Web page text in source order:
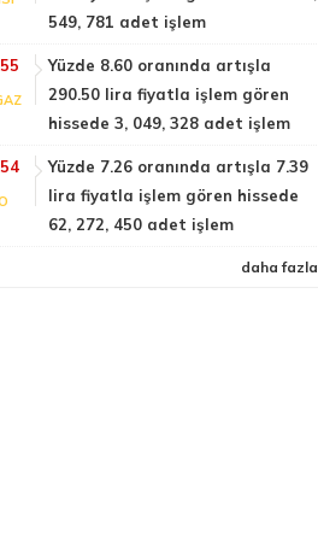
549, 781 adet işlem
Yüzde 8.60 oranında artışla
290.50 lira fiyatla işlem gören
hissede 3, 049, 328 adet işlem
Yüzde 7.26 oranında artışla 7.39
lira fiyatla işlem gören hissede
62, 272, 450 adet işlem
daha fazla